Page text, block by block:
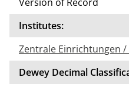
Institutes:
Zentrale Einrichtungen
Dewey Decimal